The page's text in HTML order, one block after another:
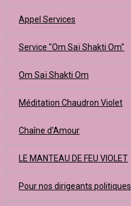
Appel Services
Service "Om Saï Shakti Om"
Om Saï Shakti Om
Méditation Chaudron Violet
Chaîne d'Amour
LE MANTEAU DE FEU VIOLET
Pour nos dirigeants politiques